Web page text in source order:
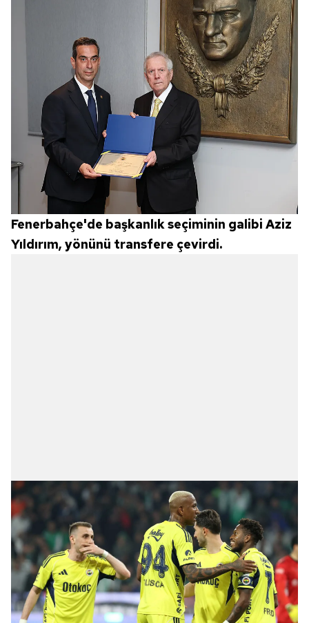
Fenerbahçe'de başkanlık seçiminin galibi Aziz
Yıldırım, yönünü transfere çevirdi.